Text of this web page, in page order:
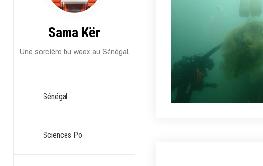
Sama Kër
Une sorcière bu weex au Sénégal
Sénégal
Sciences Po